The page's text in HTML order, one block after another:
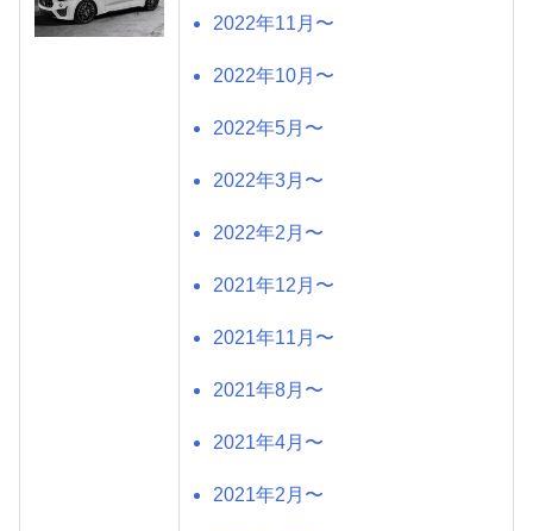
2022年11月〜
2022年10月〜
2022年5月〜
2022年3月〜
2022年2月〜
2021年12月〜
2021年11月〜
2021年8月〜
2021年4月〜
2021年2月〜